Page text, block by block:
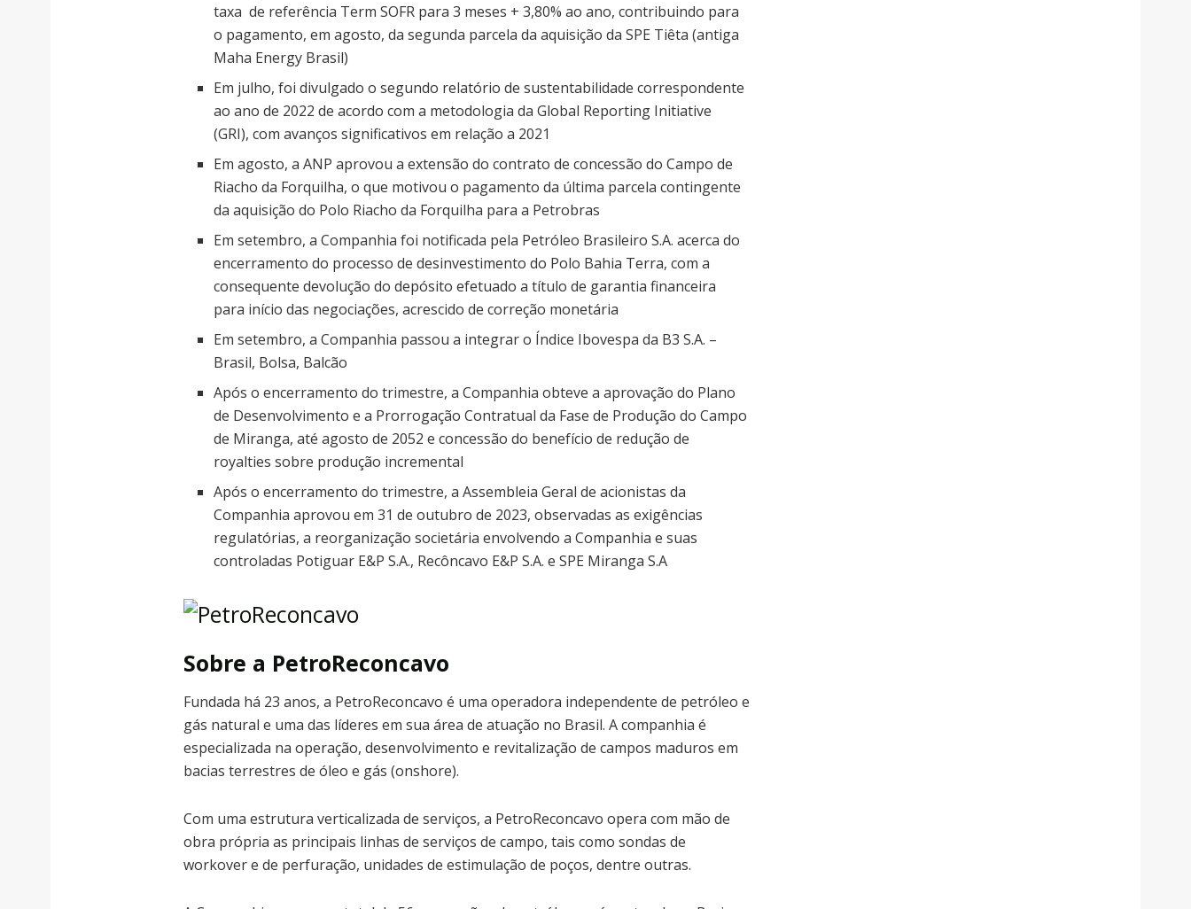
taxa de referência Term SOFR para 3 meses + 3,80% ao ano, contribuindo para
o pagamento, em agosto, da segunda parcela da aquisição da SPE Tiêta (antiga
Maha Energy Brasil)
Em julho, foi divulgado o segundo relatório de sustentabilidade correspondente
ao ano de 2022 de acordo com a metodologia da Global Reporting Initiative
(GRI), com avanços significativos em relação a 2021
Em agosto, a ANP aprovou a extensão do contrato de concessão do Campo de
Riacho da Forquilha, o que motivou o pagamento da última parcela contingente
da aquisição do Polo Riacho da Forquilha para a Petrobras
Em setembro, a Companhia foi notificada pela Petróleo Brasileiro S.A. acerca do
encerramento do processo de desinvestimento do Polo Bahia Terra, com a
consequente devolução do depósito efetuado a título de garantia financeira
para início das negociações, acrescido de correção monetária
Em setembro, a Companhia passou a integrar o Índice Ibovespa da B3 S.A. –
Brasil, Bolsa, Balcão
Após o encerramento do trimestre, a Companhia obteve a aprovação do Plano
de Desenvolvimento e a Prorrogação Contratual da Fase de Produção do Campo
de Miranga, até agosto de 2052 e concessão do benefício de redução de
royalties sobre produção incremental
Após o encerramento do trimestre, a Assembleia Geral de acionistas da
Companhia aprovou em 31 de outubro de 2023, observadas as exigências
regulatórias, a reorganização societária envolvendo a Companhia e suas
controladas Potiguar E&P S.A., Recôncavo E&P S.A. e SPE Miranga S.A
Sobre a PetroReconcavo
Fundada há 23 anos, a PetroReconcavo é uma operadora independente de petróleo e
gás natural e uma das líderes em sua área de atuação no Brasil. A companhia é
especializada na operação, desenvolvimento e revitalização de campos maduros em
bacias terrestres de óleo e gás (onshore).
Com uma estrutura verticalizada de serviços, a PetroReconcavo opera com mão de
obra própria as principais linhas de serviços de campo, tais como sondas de
workover e de perfuração, unidades de estimulação de poços, dentre outras.